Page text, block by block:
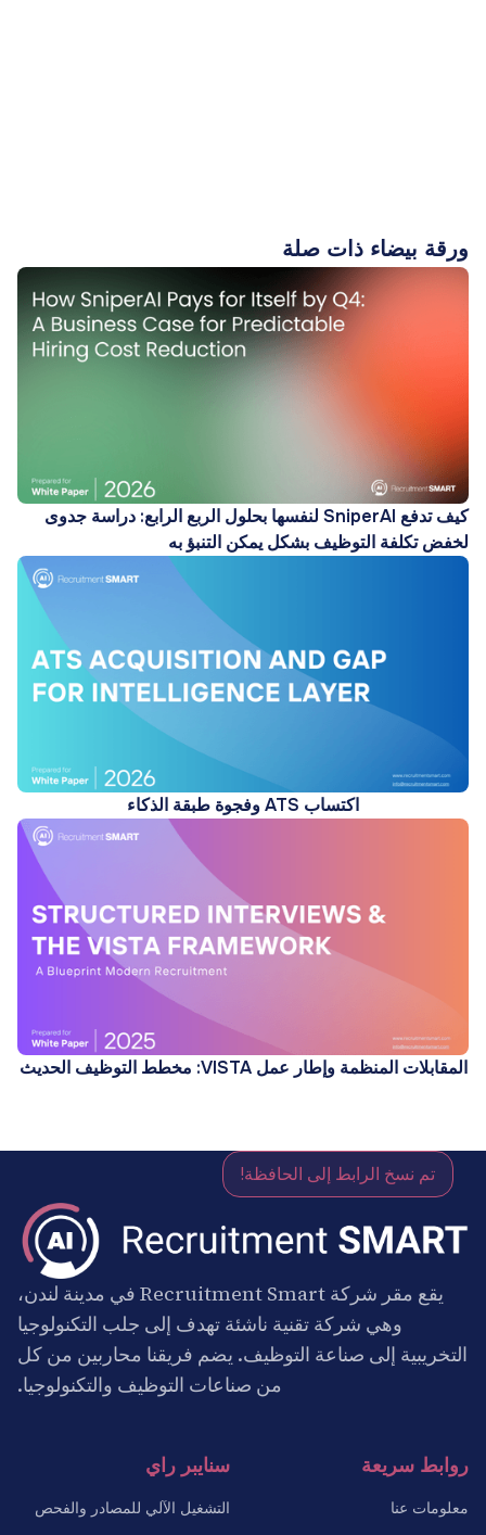
ورقة بيضاء ذات صلة
كيف تدفع SniperAI لنفسها بحلول الربع الرابع: دراسة جدوى
لخفض تكلفة التوظيف بشكل يمكن التنبؤ به
اكتساب ATS وفجوة طبقة الذكاء
المقابلات المنظمة وإطار عمل VISTA: مخطط التوظيف الحديث
تم نسخ الرابط إلى الحافظة!
يقع مقر شركة Recruitment Smart في مدينة لندن،
وهي شركة تقنية ناشئة تهدف إلى جلب التكنولوجيا
التخريبية إلى صناعة التوظيف. يضم فريقنا محاربين من كل
من صناعات التوظيف والتكنولوجيا.
روابط سريعة
معلومات عنا
سنايبر راي
التشغيل الآلي للمصادر والفحص